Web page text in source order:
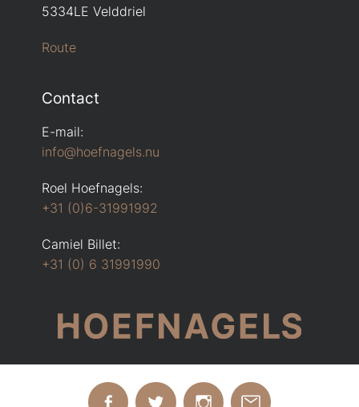
5334LE Velddriel
Route
Contact
E-mail:
info@hoefnagels.nu
Roel Hoefnagels:
+31 (0)6-31991992
Camiel Billet:
+31 (0) 6 31991990